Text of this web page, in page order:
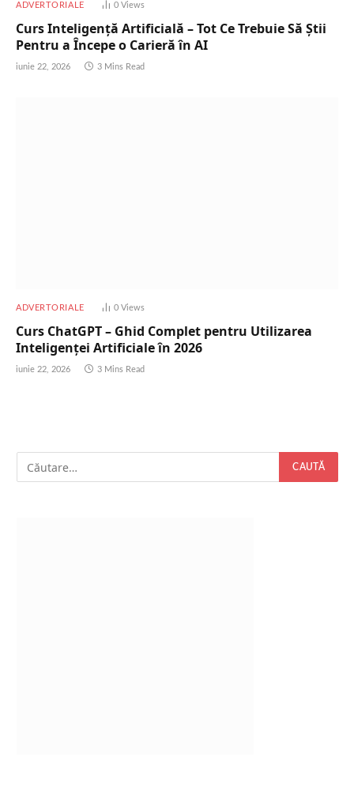
ADVERTORIALE 0 Views
Curs Inteligență Artificială – Tot Ce Trebuie Să Știi
Pentru a Începe o Carieră în AI
iunie 22, 2026 3 Mins Read
ADVERTORIALE 0 Views
Curs ChatGPT – Ghid Complet pentru Utilizarea
Inteligenței Artificiale în 2026
iunie 22, 2026 3 Mins Read